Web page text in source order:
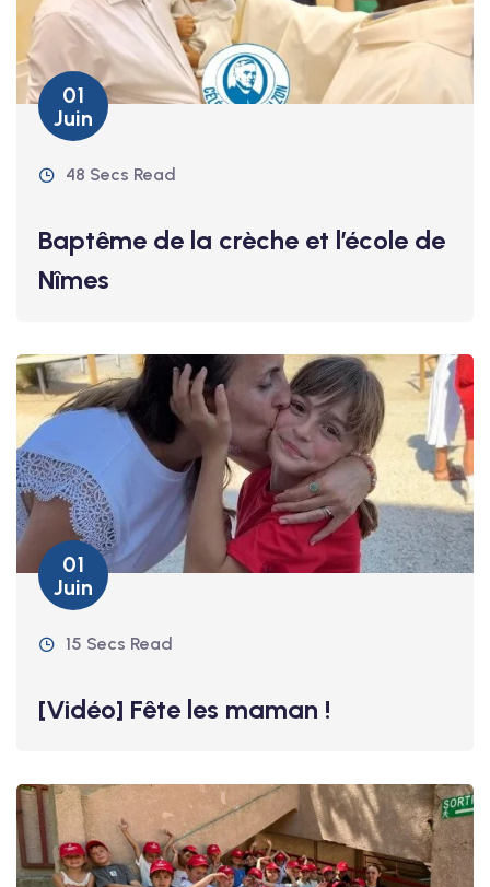
01
Juin
48 Secs Read
Baptême de la crèche et l’école de
Nîmes
01
Juin
15 Secs Read
[Vidéo] Fête les maman !